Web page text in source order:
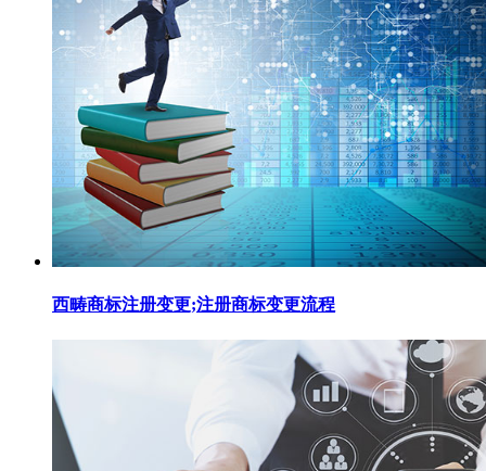
西畴商标注册变更;注册商标变更流程